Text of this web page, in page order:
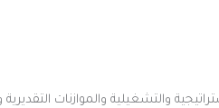
والتشغيلية والموازنات